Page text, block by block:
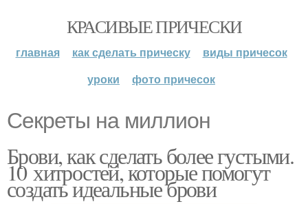
КРАСИВЫЕ ПРИЧЕСКИ
главная как сделать прическу
виды причесок
уроки
фото причесок
Секреты на миллион
Брови, как сделать более густыми.
10 хитростей, которые помогут
создать идеальные брови